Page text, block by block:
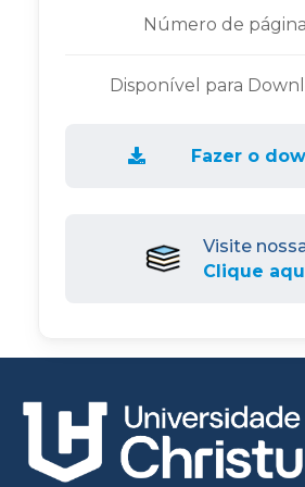
Número de
Disponível para
Fazer o
Visite
Clique